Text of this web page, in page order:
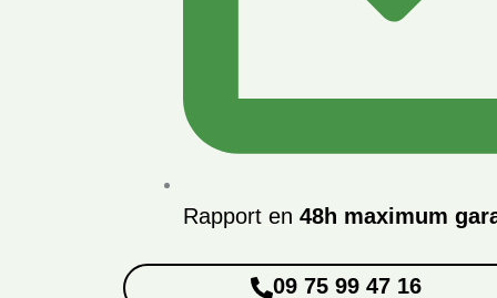
Rapport en 48h maximum
09 75 99 47 16